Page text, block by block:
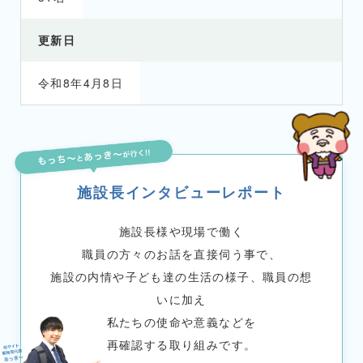
更新日
令和8年4月8日
施設長インタビューレポート
施設長様や現場で働く
職員の方々のお話を直接伺う事で、
施設の内情や子ども達の生活の様子、職員の想
いに加え
私たちの使命や意義などを
再確認する取り組みです。